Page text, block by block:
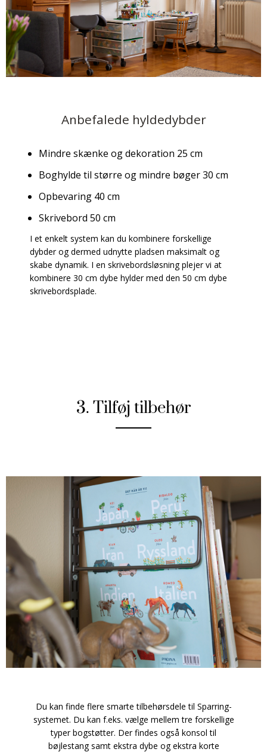
Anbefalede hyldedybder
Mindre skænke og dekoration 25 cm
Boghylde til større og mindre bøger 30 cm
Opbevaring 40 cm
Skrivebord 50 cm
I et enkelt system kan du kombinere forskellige
dybder og dermed udnytte pladsen maksimalt og
skabe dynamik. I en skrivebordsløsning plejer vi at
kombinere 30 cm dybe hylder med den 50 cm dybe
skrivebordsplade.
3. Tilføj tilbehør
Du kan finde flere smarte tilbehørsdele til Sparring-
systemet. Du kan f.eks. vælge mellem tre forskellige
typer bogstøtter. Der findes også konsol til
bøjlestang samt ekstra dybe og ekstra korte